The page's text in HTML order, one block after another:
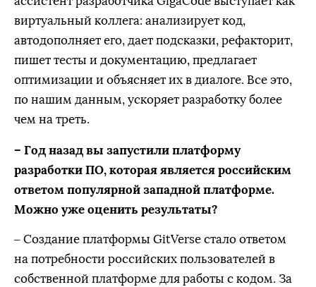
виртуальный коллега: анализирует код,
автодополняет его, дает подсказки, рефакторит,
пишет тесты и документацию, предлагает
оптимизации и объясняет их в диалоге. Все это,
по нашим данным, ускоряет разработку более
чем на треть.
– Год назад вы запустили платформу
разработки ПО, которая является российским
ответом популярной западной платформе.
Можно уже оценить результаты?
– Создание платформы GitVerse стало ответом
на потребности российских пользователей в
собственной платформе для работы с кодом. За